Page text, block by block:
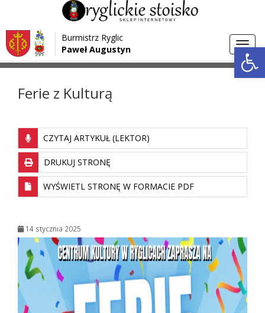
Przejdź do menu
Przejdź do głównej treści strony
Przejdź do stopki strony
Burmistrz Ryglic
Paweł Augustyn
Strona główna > Aktualności Ferie z Kulturą
Ferie z Kulturą
CZYTAJ ARTYKUŁ (LEKTOR)
DRUKUJ STRONĘ
WYŚWIETL STRONĘ W FORMACIE PDF
14 stycznia 2025